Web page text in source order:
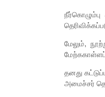
மேலும்,
தனது
அமைச்சர்